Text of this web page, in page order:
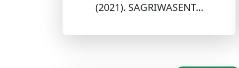
(2021). SAGRIWASENT...